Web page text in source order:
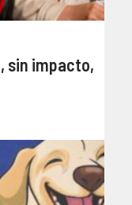
sin impacto,